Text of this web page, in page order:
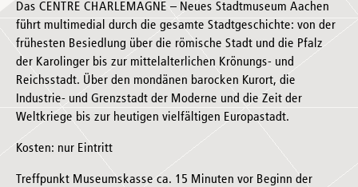
Das CENTRE CHARLEMAGNE – Neues Stadtmuseum Aachen
führt multimedial durch die gesamte Stadtgeschichte: von der
frühesten Besiedlung über die römische Stadt und die Pfalz
der Karolinger bis zur mittelalterlichen Krönungs- und
Reichsstadt. Über den mondänen barocken Kurort, die
Industrie- und Grenzstadt der Moderne und die Zeit der
Weltkriege bis zur heutigen vielfältigen Europastadt.
Kosten: nur Eintritt
Treffpunkt Museumskasse ca. 15 Minuten vor Beginn der